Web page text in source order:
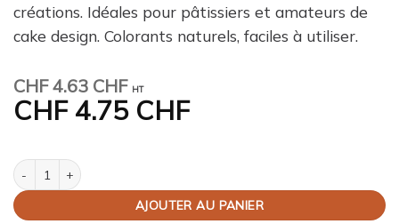
créations. Idéales pour pâtissiers et amateurs de
cake design. Colorants naturels, faciles à utiliser.
CHF4.63 CHF HT
CHF4.75 CHF
quantité de Soft Pearls rouges – 60 g
AJOUTER AU PANIER